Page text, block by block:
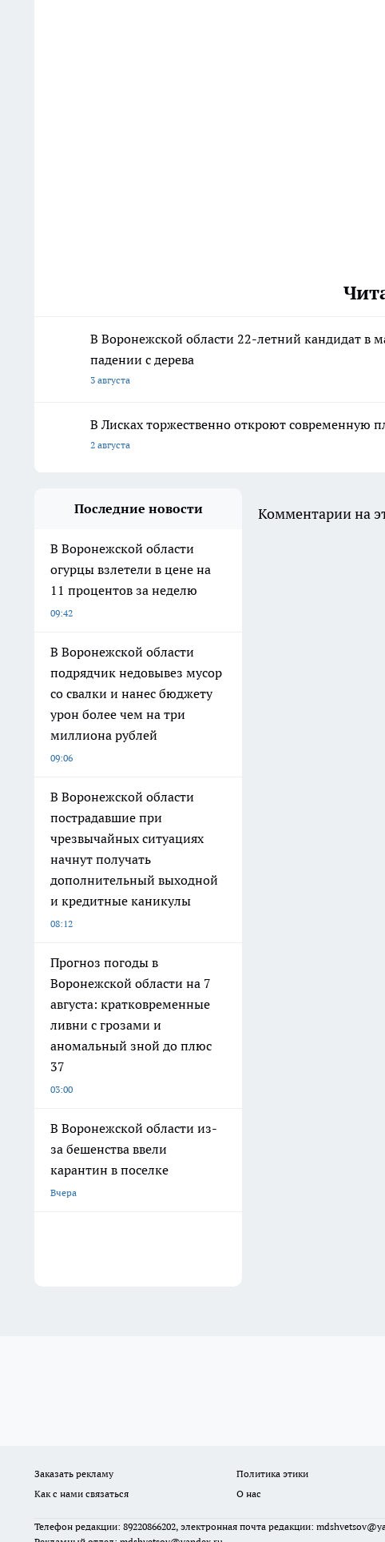
В Воронежской области 22-летний кандидат в
падении с дерева
3 августа
В Лисках торжественно откроют современную
2 августа
Последние новости
В Воронежской области
огурцы взлетели в цене на
11 процентов за неделю
09:42
В Воронежской области
подрядчик недовывез мусор
со свалки и нанес бюджету
урон более чем на три
миллиона рублей
09:06
В Воронежской области
пострадавшие при
чрезвычайных ситуациях
начнут получать
дополнительный выходной
и кредитные каникулы
08:12
Прогноз погоды в
Воронежской области на 7
августа: кратковременные
ливни с грозами и
аномальный зной до плюс
37
03:00
В Воронежской области из-
за бешенства ввели
карантин в поселке
Вчера
Комментарии на
Заказать рекламу Политика этики
Как с нами связаться
О нас
Телефон редакции: 89220866202, электронная почта редакции: